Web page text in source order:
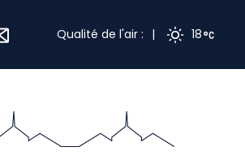
Qualité de l'air : | 18